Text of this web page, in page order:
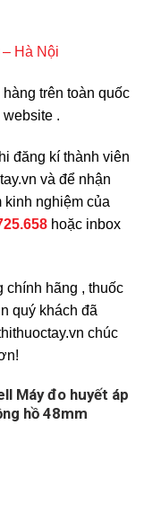
Hà Nội
trên toàn quốc
.
đăng kí thành viên
và để nhận
nghiệm của
hoặc inbox
chính hãng , thuốc
quý khách đã
chúc
Máy đo huyết áp
hồ 48mm